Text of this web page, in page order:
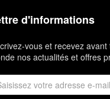
d'informations
vous et recevez avant
nos actualités et offres